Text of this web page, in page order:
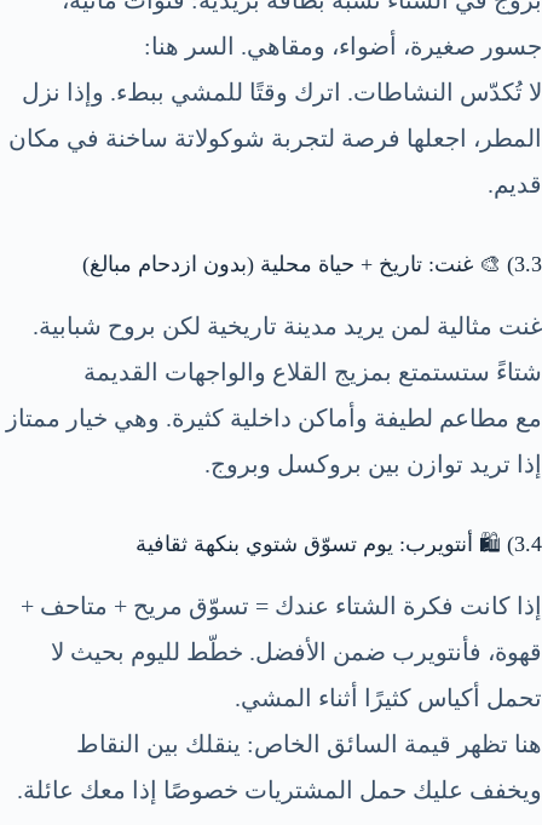
جسور صغيرة، أضواء، ومقاهي. السر هنا:
لا تُكدّس النشاطات. اترك وقتًا للمشي ببطء. وإذا نزل
المطر، اجعلها فرصة لتجربة شوكولاتة ساخنة في مكان
قديم.
3.3) 🎨 غنت: تاريخ + حياة محلية (بدون ازدحام مبالغ)
غنت مثالية لمن يريد مدينة تاريخية لكن بروح شبابية.
شتاءً ستستمتع بمزيج القلاع والواجهات القديمة
مع مطاعم لطيفة وأماكن داخلية كثيرة. وهي خيار ممتاز
إذا تريد توازن بين بروكسل وبروج.
3.4) 🛍️ أنتويرب: يوم تسوّق شتوي بنكهة ثقافية
إذا كانت فكرة الشتاء عندك = تسوّق مريح + متاحف +
قهوة، فأنتويرب ضمن الأفضل. خطّط لليوم بحيث لا
تحمل أكياس كثيرًا أثناء المشي.
هنا تظهر قيمة السائق الخاص: ينقلك بين النقاط
ويخفف عليك حمل المشتريات خصوصًا إذا معك عائلة.